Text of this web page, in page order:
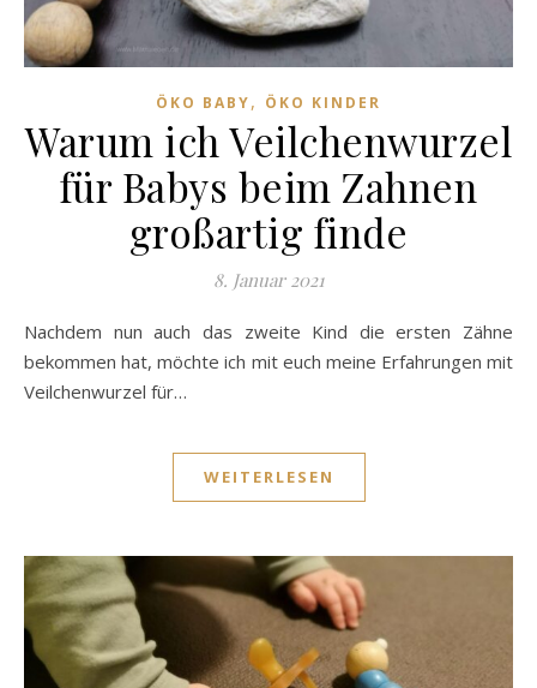
ÖKO BABY, ÖKO KINDER
Warum ich Veilchenwurzel
für Babys beim Zahnen
großartig finde
8. Januar 2021
Nachdem nun auch das zweite Kind die ersten Zähne
bekommen hat, möchte ich mit euch meine Erfahrungen mit
Veilchenwurzel für…
WEITERLESEN